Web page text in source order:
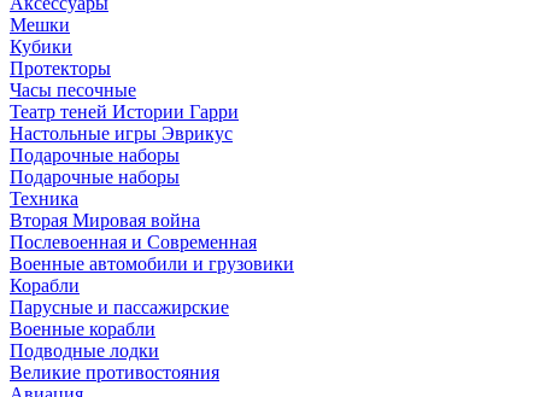
Мешки
Кубики
Протекторы
Часы песочные
Театр теней Истории Гарри
Настольные игры Эврикус
Подарочные наборы
Подарочные наборы
Техника
Вторая Мировая война
Послевоенная и Современная
Военные автомобили и грузовики
Корабли
Парусные и пассажирские
Военные корабли
Подводные лодки
Великие противостояния